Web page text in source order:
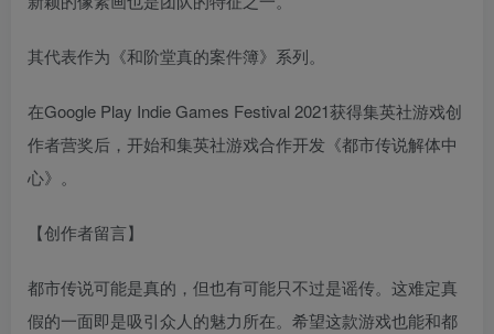
其代表作为《和阶堂真的案件簿》系列。
在Google Play Indie Games Festival 2021获得集英社游戏创
作者营奖后，开始和集英社游戏合作开发《都市传说解体中
心》。
【创作者留言】
都市传说可能是真的，但也有可能只不过是谣传。这难定真
假的一面即是吸引众人的魅力所在。希望这款游戏也能和都